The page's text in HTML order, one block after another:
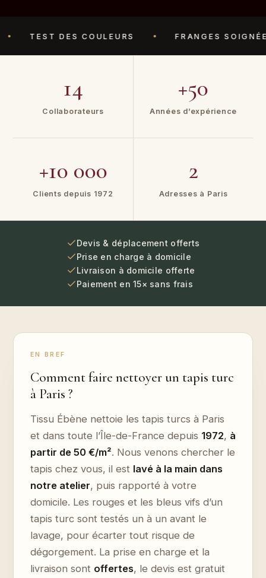
TEST DES COULEURS FRANGES SOIGNÉES
14
Collaborateurs
+50
Années d’expérience
+10 000
Clients depuis 1972
2
Adresses à Paris
Devis & déplacement offerts
Prise en charge à domicile
Livraison à domicile offerte
Paiement en 15× sans frais
EN BREF
Comment faire nettoyer un tapis turc
à Paris ?
Tissu Ébène nettoie les tapis turcs à Paris
et dans toute l’Île-de-France depuis 1972, à
partir de 50 €/m². Nous venons chercher le
tapis chez vous, il est lavé à la main dans
notre atelier, puis rapporté à votre
domicile. Les rouges et les bleus vifs d’un
tapis turc sont testés un à un avant le
lavage, pour écarter tout risque de
dégorgement. La prise en charge et la
livraison sont offertes, le devis est gratuit